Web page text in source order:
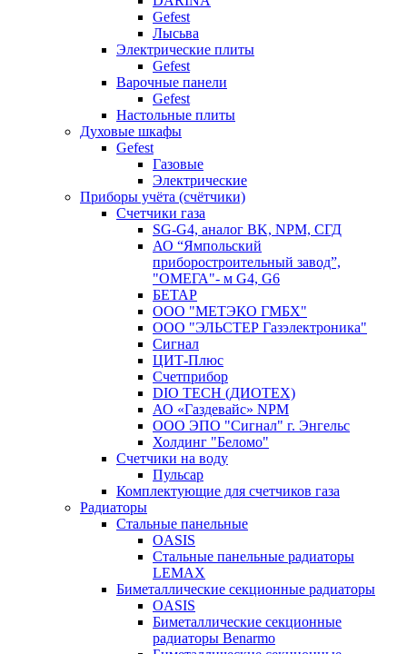
Gefest
Лысьва
Электрические плиты
Gefest
Варочные панели
Gefest
Настольные плиты
Духовые шкафы
Gefest
Газовые
Электрические
Приборы учёта (счётчики)
Счетчики газа
SG-G4, аналог BK, NPM, СГД
АО “Ямпольский
приборостроительный завод”,
"ОМЕГА"- м G4, G6
БЕТАР
ООО "МЕТЭКО ГМБХ"
ООО "ЭЛЬСТЕР Газэлектроника"
Сигнал
ЦИТ-Плюс
Счетприбор
DIO TECH (ДИОТЕХ)
АО «Газдевайс» NPM
ООО ЭПО "Сигнал" г. Энгельс
Холдинг "Беломо"
Счетчики на воду
Пульсар
Комплектующие для счетчиков газа
Радиаторы
Стальные панельные
OASIS
Стальные панельные радиаторы
LEMAX
Биметаллические секционные радиаторы
OASIS
Биметаллические секционные
радиаторы Benarmo